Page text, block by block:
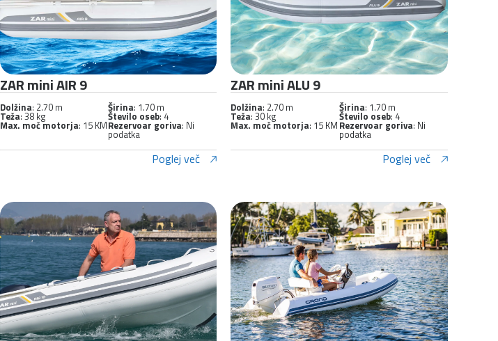
ZAR mini AIR 9
Dolžina: 2.70 m Širina: 1.70 m
Teža: 38 kg Število oseb: 4
Max. moč motorja: 15 KMRezervoar goriva: Ni
podatka
Poglej več
ZAR mini ALU 9
Dolžina: 2.70 m Širina: 1.70 m
Teža: 30 kg Število oseb: 4
Max. moč motorja: 15 KM Rezervoar goriva: Ni
podatka
Poglej več